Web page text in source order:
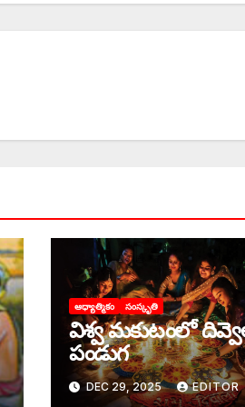
ఆధ్యాత్మికం సంస్కృతి
విశ్వ మకుటంలో
పండుగ
DEC 29, 2025 EDITOR